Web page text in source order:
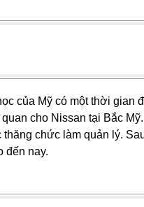
của Mỹ có một thời gian
cho Nissan tại Bắc
chức làm quản lý.
đến nay.